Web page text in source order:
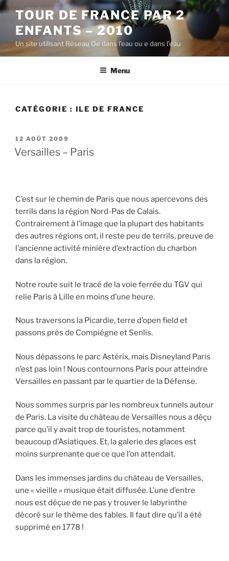
Aller
contenu
principal
TOUR DE FRANCE PAR 2
ENFANTS – 2010
Un site utilisant Réseau Oe dans l’eau ou e dans l’eau
Menu
CATÉGORIE : ILE DE FRANCE
PUBLIÉ
LE
12 AOÛT 2009
Versailles – Paris
C’est sur le chemin de Paris que nous apercevons des
terrils dans la région Nord-Pas de Calais.
Contrairement à l’image que la plupart des habitants
des autres régions ont, il reste peu de terrils, preuve de
l’ancienne activité minière d’extraction du charbon
dans la région.
Notre route suit le tracé de la voie ferrée du TGV qui
relie Paris à Lille en moins d’une heure.
Nous traversons la Picardie, terre d’open field et
passons près de Compiégne et Senlis.
Nous dépassons le parc Astérix, mais Disneyland Paris
n’est pas loin ! Nous contournons Paris pour atteindre
Versailles en passant par le quartier de la Défense.
Nous sommes surpris par les nombreux tunnels autour
de Paris. La visite du château de Versailles nous a déçu
parce qu’il y avait trop de touristes, notamment
beaucoup d’Asiatiques. Et, la galerie des glaces est
moins surprenante que ce que l’on attendait.
Dans les immenses jardins du château de Versailles,
une « vieille » musique était diffusée. L’une d’entre
nous est déçue de ne pas y trouver le labyrinthe
décoré sur le thème des fables. Il faut dire qu’il a été
supprimé en 1778 !